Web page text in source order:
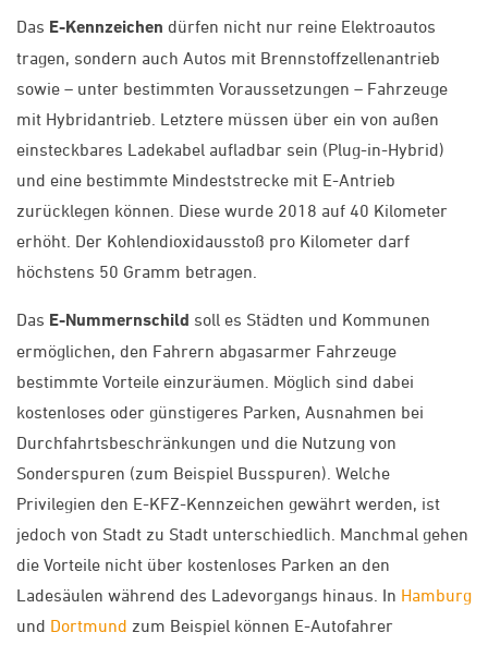
Das E-Kennzeichen dürfen nicht nur reine Elektroautos
tragen, sondern auch Autos mit Brennstoffzellenantrieb
sowie – unter bestimmten Voraussetzungen – Fahrzeuge
mit Hybridantrieb. Letztere müssen über ein von außen
einsteckbares Ladekabel aufladbar sein (Plug-in-Hybrid)
und eine bestimmte Mindeststrecke mit E-Antrieb
zurücklegen können. Diese wurde 2018 auf 40 Kilometer
erhöht. Der Kohlendioxidausstoß pro Kilometer darf
höchstens 50 Gramm betragen.
Das E-Nummernschild soll es Städten und Kommunen
ermöglichen, den Fahrern abgasarmer Fahrzeuge
bestimmte Vorteile einzuräumen. Möglich sind dabei
kostenloses oder günstigeres Parken, Ausnahmen bei
Durchfahrtsbeschränkungen und die Nutzung von
Sonderspuren (zum Beispiel Busspuren). Welche
Privilegien den E-KFZ-Kennzeichen gewährt werden, ist
jedoch von Stadt zu Stadt unterschiedlich. Manchmal gehen
die Vorteile nicht über kostenloses Parken an den
Ladesäulen während des Ladevorgangs hinaus. In Hamburg
und Dortmund zum Beispiel können E-Autofahrer